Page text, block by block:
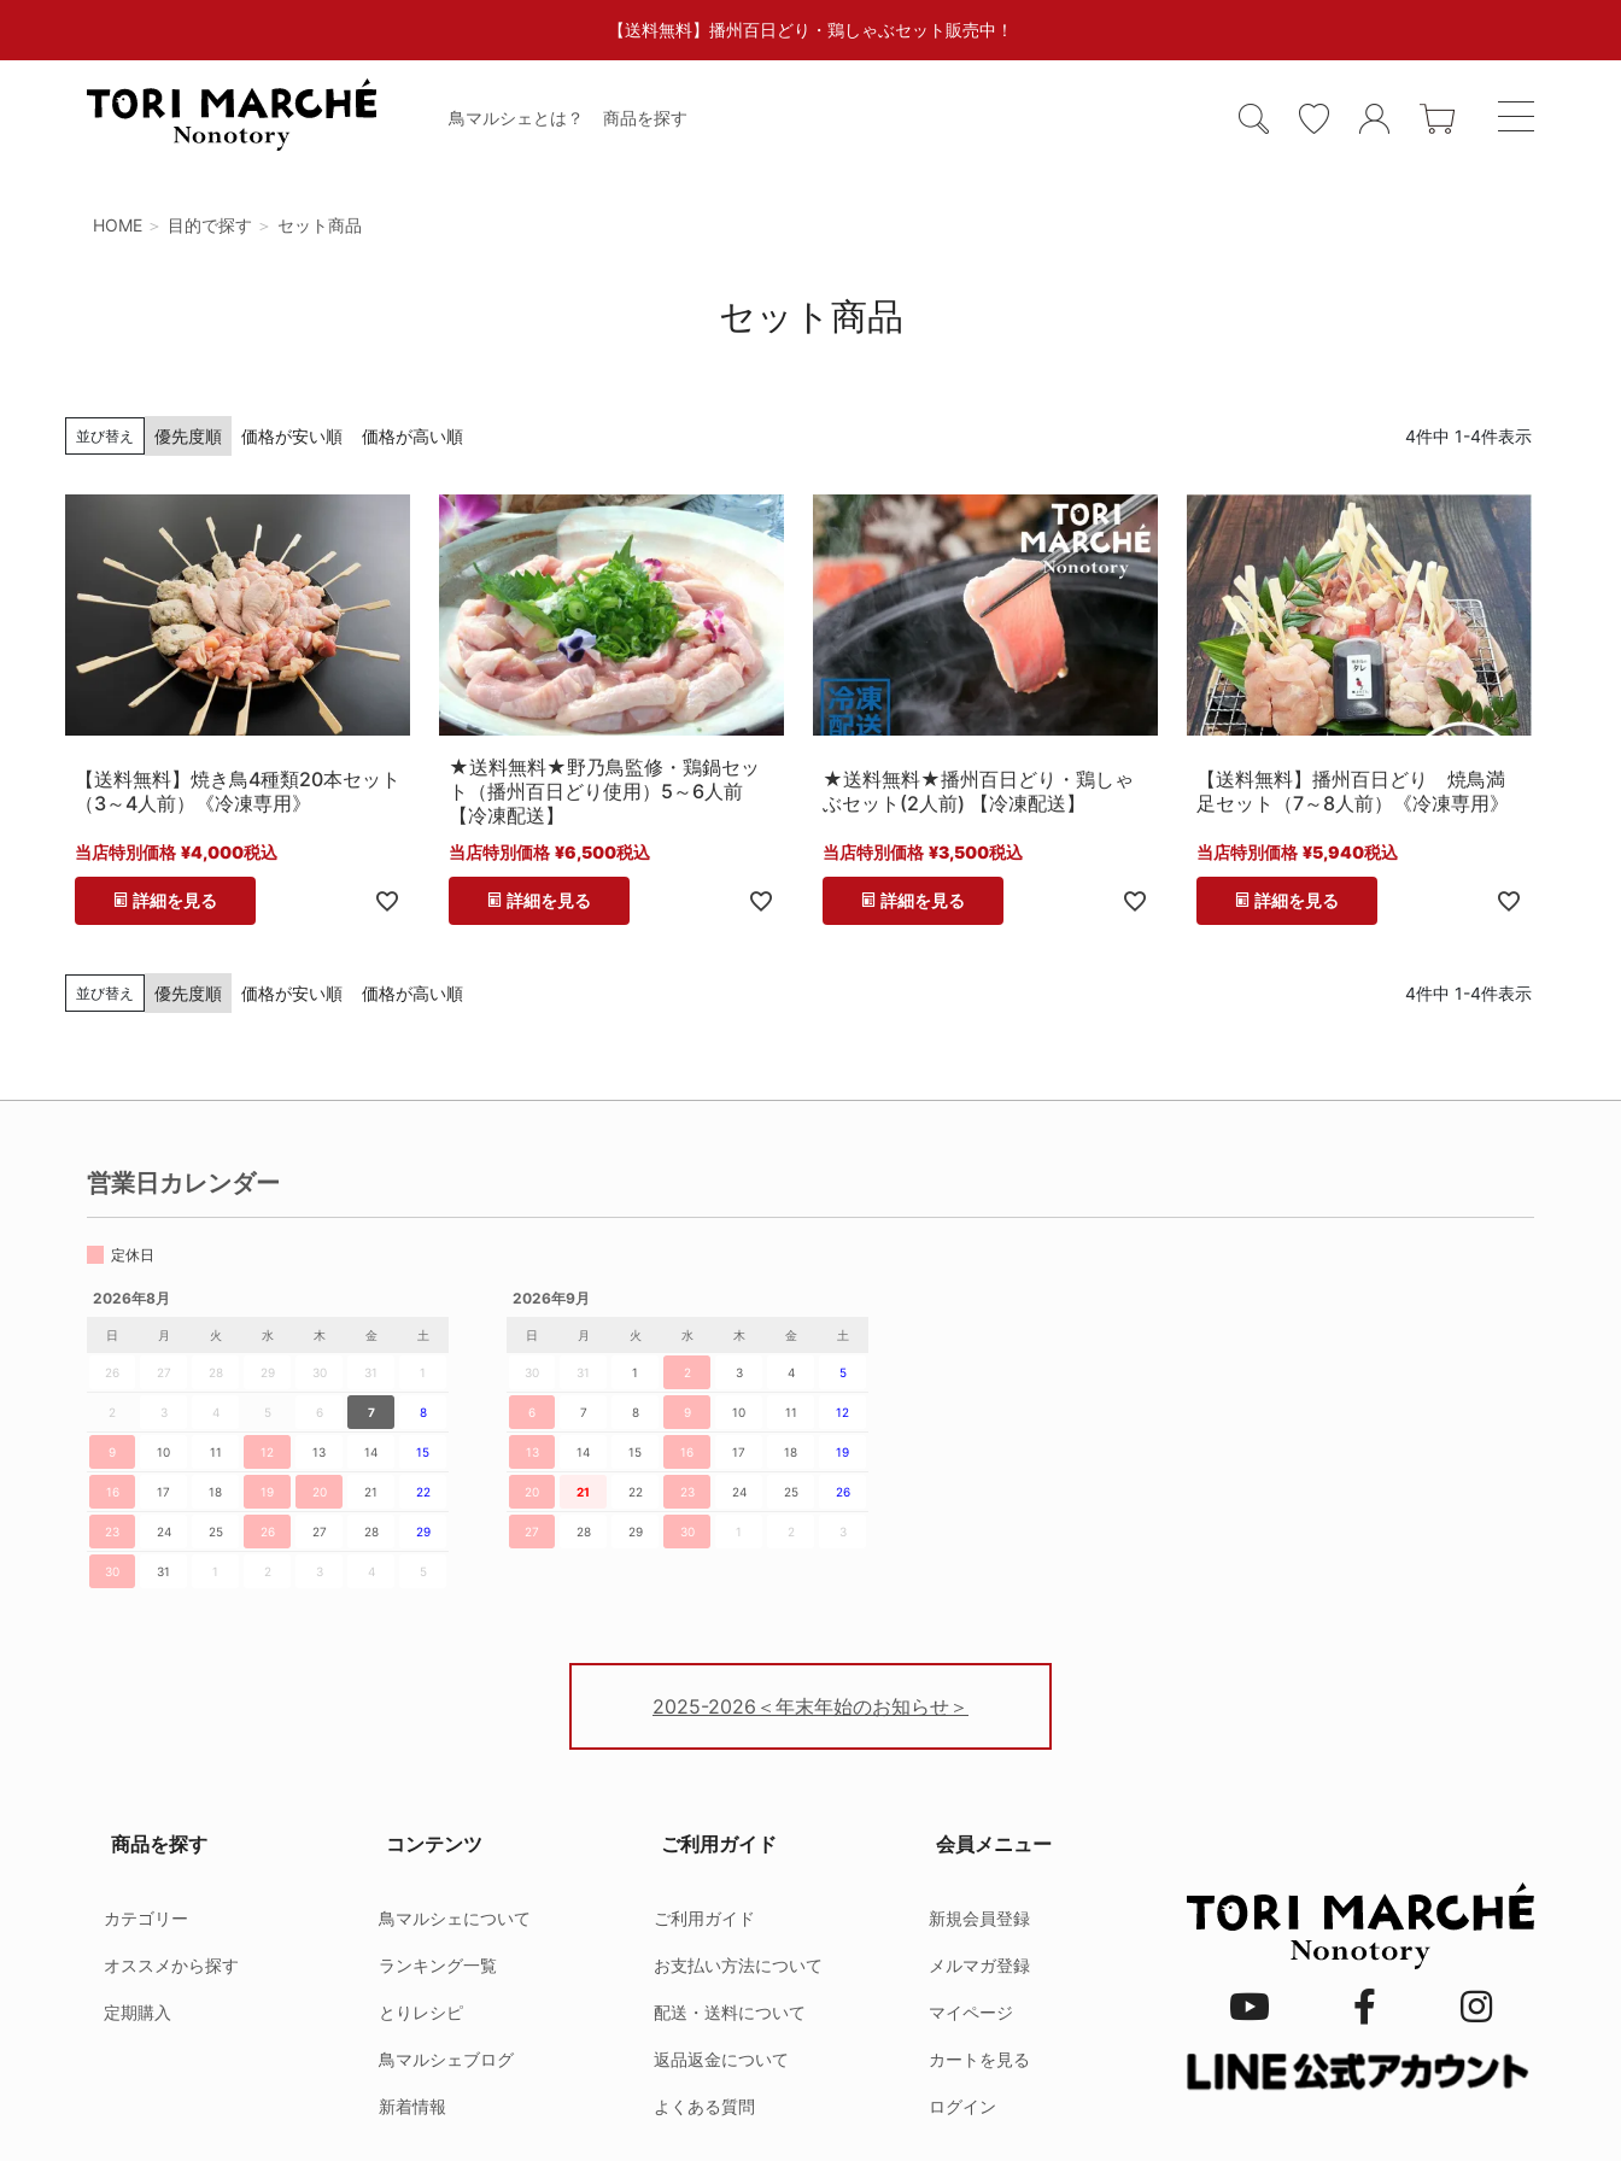
【送料無料】播州百日どり・鶏しゃぶセット販売中！
鳥マルシェとは？ 商品を探す
HOME 目的で探す セット商品
セット商品
並び替え 優先度順 価格が安い順 価格が高い順 4件中 1-4件表示
【送料無料】焼き鳥4種類20本セット
（3～4人前）《冷凍専用》
当店特別価格 ¥4,000税込
詳細を見る
★送料無料★野乃鳥監修・鶏鍋セッ
ト（播州百日どり使用）5～6人前
【冷凍配送】
当店特別価格 ¥6,500税込
詳細を見る
★送料無料★播州百日どり・鶏しゃ
ぶセット(2人前) 【冷凍配送】
当店特別価格 ¥3,500税込
詳細を見る
【送料無料】播州百日どり 焼鳥満
足セット（7～8人前）《冷凍専用》
当店特別価格 ¥5,940税込
詳細を見る
並び替え 優先度順 価格が安い順 価格が高い順 4件中 1-4件表示
営業日カレンダー
定休日
2026年8月
日 月 火 水 木 金 土
26 27 28 29 30 31 1
2 3 4 5 6 7 8
9 10 11 12 13 14 15
16 17 18 19 20 21 22
23 24 25 26 27 28 29
30 31 1 2 3 4 5
2026年9月
日 月 火 水 木 金 土
30 31 1 2 3 4 5
6 7 8 9 10 11 12
13 14 15 16 17 18 19
20 21 22 23 24 25 26
27 28 29 30 1 2 3
2025-2026＜年末年始のお知らせ＞
商品を探す
カテゴリー
オススメから探す
定期購入
コンテンツ
鳥マルシェについて
ランキング一覧
とりレシピ
鳥マルシェブログ
新着情報
ご利用ガイド
ご利用ガイド
お支払い方法について
配送・送料について
返品返金について
よくある質問
会員メニュー
新規会員登録
メルマガ登録
マイページ
カートを見る
ログイン